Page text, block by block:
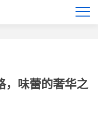
，味蕾的奢华之